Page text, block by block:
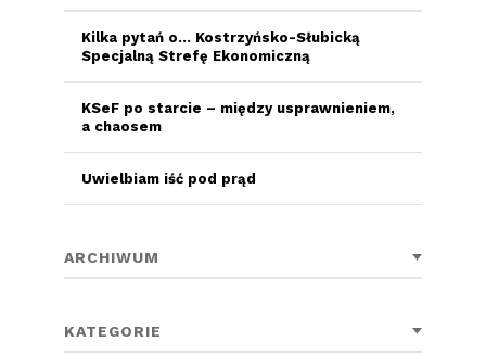
Kilka pytań o… Kostrzyńsko-Słubicką
Specjalną Strefę Ekonomiczną
KSeF po starcie – między usprawnieniem,
a chaosem
Uwielbiam iść pod prąd
ARCHIWUM
KATEGORIE